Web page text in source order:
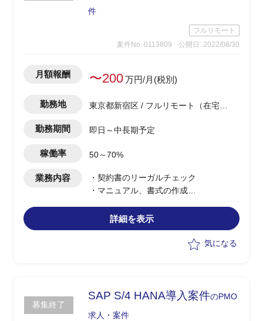
件
フルリモート
案件No. 0113809
公開日: 2022/08/30
月額報酬 〜200万円/月(税別)
勤務地
東京都新宿区 / フルリモート（在宅) /
勤務期間 即日～中長期予定
稼働率 50～70%
業務内容
・契約書のリーガルチェック
・マニュアル、書式の作成
【募集背景】
業務拡大に伴う人員確保のため
上記に伴う法務部員の指導教育（基本担
詳細を表示
気になる
募集終了
SAP S/4 HANA導入案件のPMO
求人・案件